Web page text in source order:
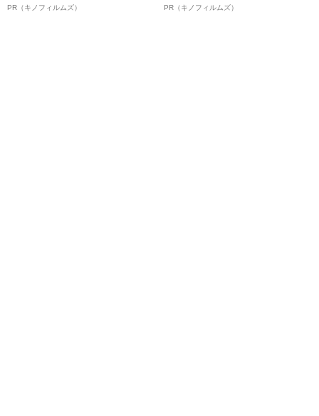
ボ》
PR（キノフィルムズ）
ルインタビュー“観客を魅了した
PR（キノフィルムズ）